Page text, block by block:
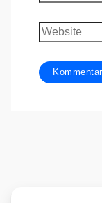
Mail-
Adresse
Website